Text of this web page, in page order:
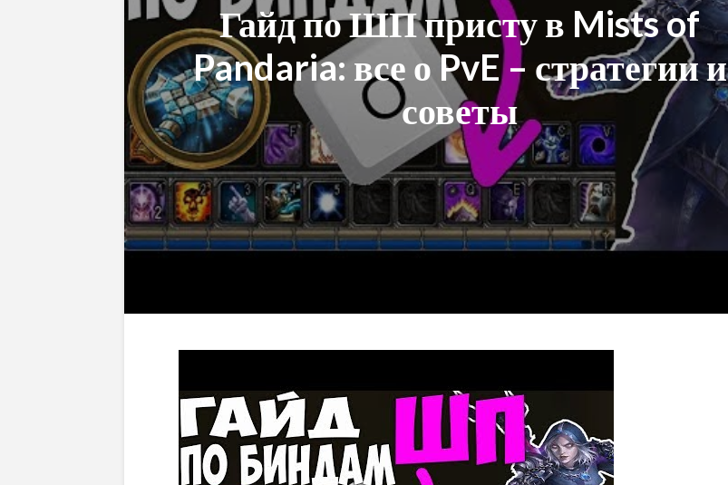
Гайд по ШП присту в Mists of
Pandaria: все о PvE – стратегии и
советы